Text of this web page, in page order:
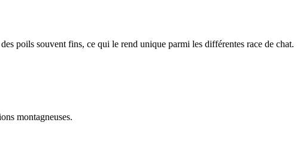
poils souvent fins, ce qui le rend unique parmi les différentes race de chat.
montagneuses.